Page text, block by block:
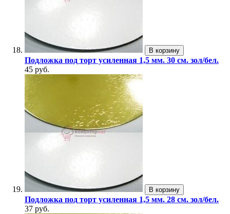
В корзину
Подложка под торт усиленная 1,5 мм. 30 см. зол/бел.
45 руб.
В корзину
Подложка под торт усиленная 1,5 мм. 28 см. зол/бел.
37 руб.